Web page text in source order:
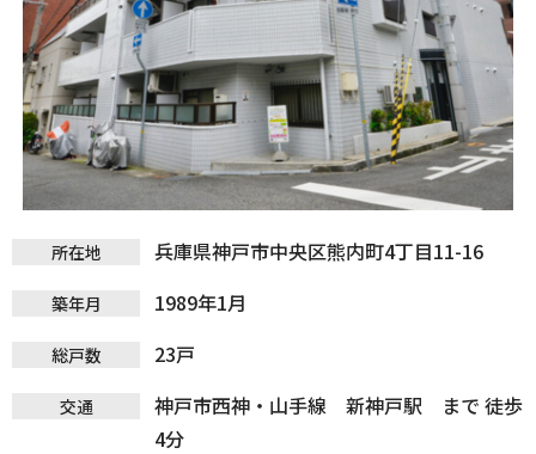
所在地 兵庫県神戸市中央区熊内町4丁目11-16
築年月 1989年1月
総戸数 23戸
交通
神戸市西神・山手線 新神戸駅 まで 徒歩
4分